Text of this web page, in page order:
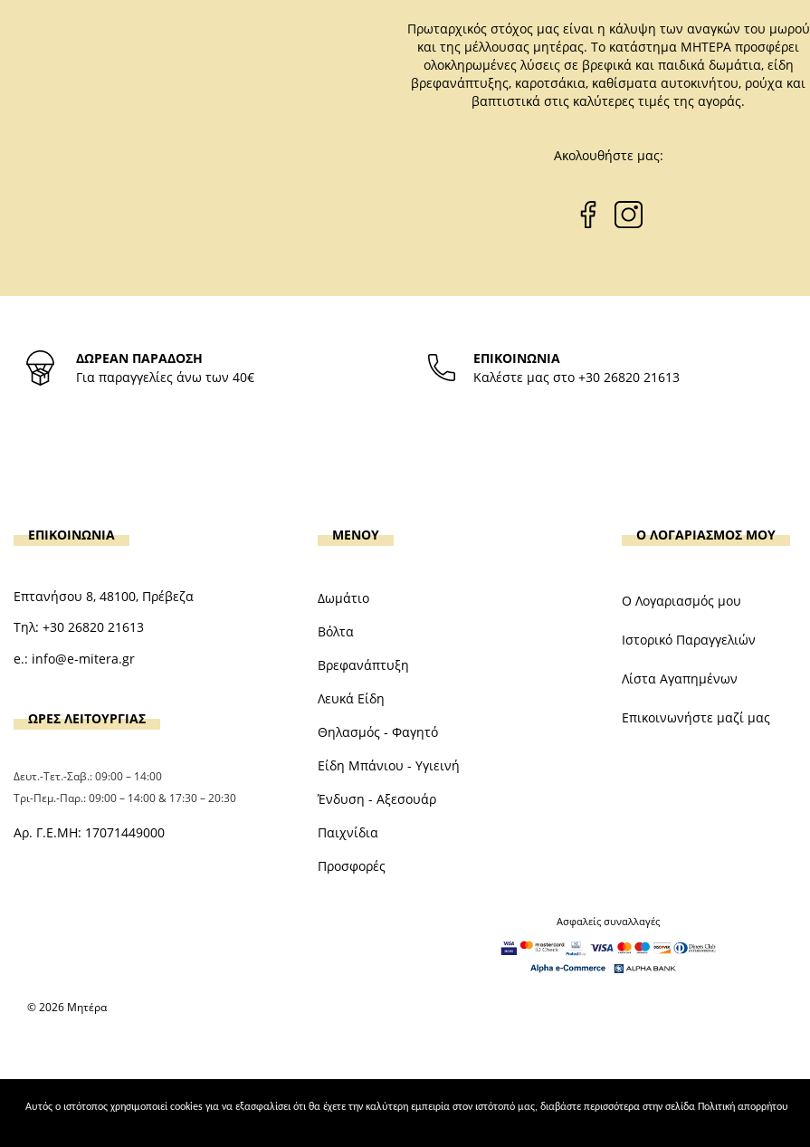
Πρωταρχικός στόχος μας είναι η κάλυψη των αναγκών του μωρού
και της μέλλουσας μητέρας. Το κατάστημα ΜΗΤΕΡΑ προσφέρει
ολοκληρωμένες λύσεις σε βρεφικά και παιδικά δωμάτια, είδη
βρεφανάπτυξης, καροτσάκια, καθίσματα αυτοκινήτου, ρούχα και
βαπτιστικά στις καλύτερες τιμές της αγοράς.
Ακολουθήστε μας:
ΔΩΡΕΑΝ ΠΑΡΑΔΟΣΗ
Για παραγγελίες άνω των 40€
ΕΠΙΚΟΙΝΩΝΙΑ
Καλέστε μας στο +30 26820 21613
ΕΠΙΚΟΙΝΩΝΙΑ
Επτανήσου 8, 48100, Πρέβεζα
Τηλ: +30 26820 21613
e.: info@e-mitera.gr
ΩΡΕΣ ΛΕΙΤΟΥΡΓΙΑΣ
Δευτ.-Τετ.-Σαβ.: 09:00 – 14:00
Τρι-Πεμ.-Παρ.: 09:00 – 14:00 & 17:30 – 20:30
Αρ. Γ.Ε.ΜΗ: 17071449000
MENOY
Δωμάτιο
Βόλτα
Βρεφανάπτυξη
Λευκά Είδη
Θηλασμός - Φαγητό
Είδη Μπάνιου - Υγιεινή
Ένδυση - Αξεσουάρ
Παιχνίδια
Προσφορές
Ο ΛΟΓΑΡΙΑΣΜΟΣ ΜΟΥ
Ο Λογαριασμός μου
Ιστορικό Παραγγελιών
Λίστα Αγαπημένων
Επικοινωνήστε μαζί μας
Ασφαλείς συναλλαγές
© 2026 Μητέρα
Αυτός ο ιστότοπος χρησιμοποιεί cookies για να εξασφαλίσει ότι θα έχετε την καλύτερη εμπειρία στον ιστότοπό μας, διαβάστε περισσότερα στην σελίδα Πολιτική απορρήτου